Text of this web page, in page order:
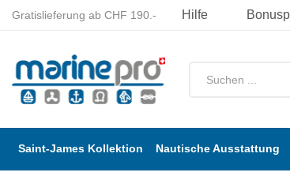
Gratislieferung ab CHF 190.- Hilfe
Saint-James Kollektion Nautische Ausstattung